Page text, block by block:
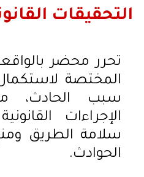
التحقيقات
تحرر محضر
المختصة
سبب الحادث،
الإجراءات
سلامة الطريق
الحوادث.